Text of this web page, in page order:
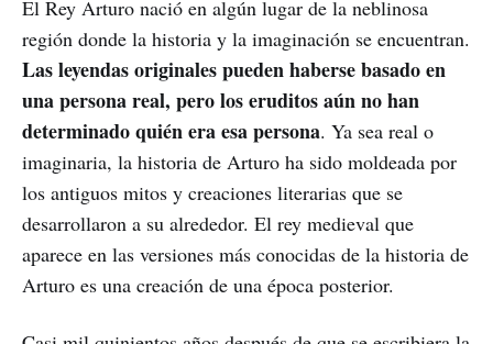
El Rey Arturo nació en algún lugar de la neblinosa
región donde la historia y la imaginación se encuentran.
Las leyendas originales pueden haberse basado en
una persona real, pero los eruditos aún no han
determinado quién era esa persona. Ya sea real o
imaginaria, la historia de Arturo ha sido moldeada por
los antiguos mitos y creaciones literarias que se
desarrollaron a su alrededor. El rey medieval que
aparece en las versiones más conocidas de la historia de
Arturo es una creación de una época posterior.